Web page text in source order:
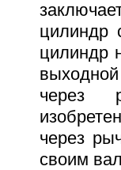
цилиндр
цилиндр
через
через
своим